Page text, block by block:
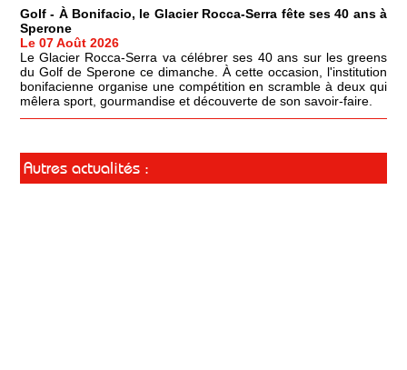
Golf - À Bonifacio, le Glacier Rocca-Serra fête ses 40 ans à
Sperone
Le 07 Août 2026
Le Glacier Rocca-Serra va célébrer ses 40 ans sur les greens
du Golf de Sperone ce dimanche. À cette occasion, l'institution
bonifacienne organise une compétition en scramble à deux qui
mêlera sport, gourmandise et découverte de son savoir-faire.
Autres actualités :